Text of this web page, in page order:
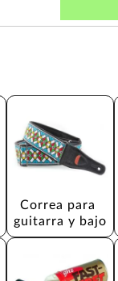
Correa para
guitarra y bajo